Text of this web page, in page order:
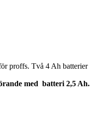
proffs. Två 4 Ah batterier
med batteri 2,5 Ah.